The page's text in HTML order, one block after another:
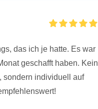
das ich je hatte. Es war
geschafft haben. Kein
sondern individuell auf